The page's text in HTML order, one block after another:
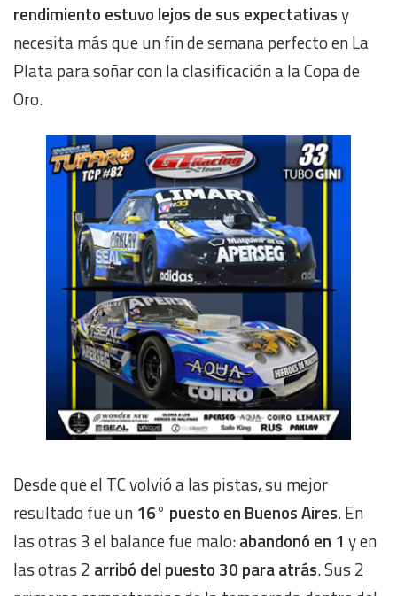
rendimiento estuvo lejos de sus expectativasy
necesita más que un fin de semana perfecto en La
Plata para soñar con la clasificación a la Copa de
Oro.
Desde que el TC volvió a las pistas, su mejor
resultado fue un 16° puesto en Buenos Aires. En
las otras 3 el balance fue malo:abandonó en 1 y en
las otras 2 arribó del puesto 30 para atrás. Sus 2